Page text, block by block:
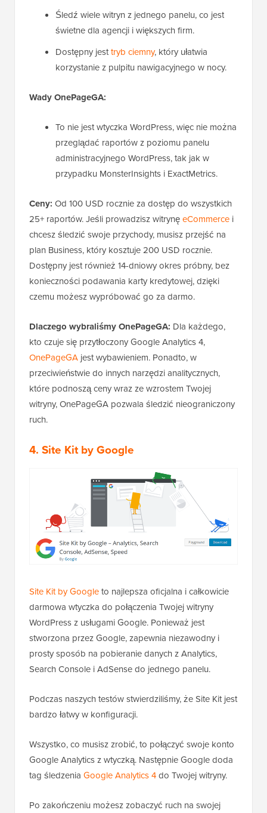
Śledź wiele witryn z jednego panelu, co jest
świetne dla agencji i większych firm.
Dostępny jesttryb ciemny, który ułatwia
korzystanie z pulpitu nawigacyjnego w nocy.
Wady OnePageGA:
To nie jest wtyczka WordPress, więc nie można
przeglądać raportów z poziomu panelu
administracyjnego WordPress, tak jak w
przypadku MonsterInsights i ExactMetrics.
Ceny: Od 100 USD rocznie za dostęp do wszystkich
25+ raportów. Jeśli prowadzisz witrynęeCommerce i
chcesz śledzić swoje przychody, musisz przejść na
plan Business, który kosztuje 200 USD rocznie.
Dostępny jest również 14-dniowy okres próbny, bez
konieczności podawania karty kredytowej, dzięki
czemu możesz wypróbować go za darmo.
Dlaczego wybraliśmy OnePageGA: Dla każdego,
kto czuje się przytłoczony Google Analytics 4,
OnePageGA jest wybawieniem. Ponadto, w
przeciwieństwie do innych narzędzi analitycznych,
które podnoszą ceny wraz ze wzrostem Twojej
witryny, OnePageGA pozwala śledzić nieograniczony
ruch.
4. Site Kit by Google
Site Kit by Googleto najlepsza oficjalna i całkowicie
darmowa wtyczka do połączenia Twojej witryny
WordPress z usługami Google. Ponieważ jest
stworzona przez Google, zapewnia niezawodny i
prosty sposób na pobieranie danych z Analytics,
Search Console i AdSense do jednego panelu.
Podczas naszych testów stwierdziliśmy, że Site Kit jest
bardzo łatwy w konfiguracji.
Wszystko, co musisz zrobić, to połączyć swoje konto
Google Analytics z wtyczką. Następnie Google doda
tag śledzenia Google Analytics 4do Twojej witryny.
Po zakończeniu możesz zobaczyć ruch na swojej